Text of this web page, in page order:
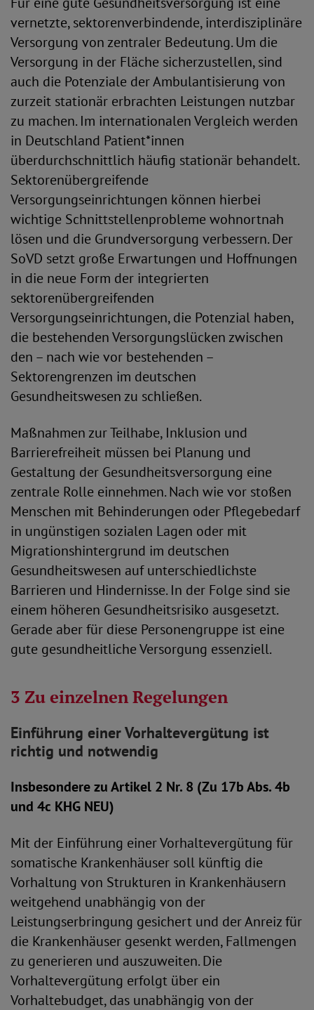
vernetzte, sektorenverbindende, interdisziplinäre
Versorgung von zentraler Bedeutung. Um die
Versorgung in der Fläche sicherzustellen, sind
auch die Potenziale der Ambulantisierung von
zurzeit stationär erbrachten Leistungen nutzbar
zu machen. Im internationalen Vergleich werden
in Deutschland Patient*innen
überdurchschnittlich häufig stationär behandelt.
Sektorenübergreifende
Versorgungseinrichtungen können hierbei
wichtige Schnittstellenprobleme wohnortnah
lösen und die Grundversorgung verbessern. Der
SoVD setzt große Erwartungen und Hoffnungen
in die neue Form der integrierten
sektorenübergreifenden
Versorgungseinrichtungen, die Potenzial haben,
die bestehenden Versorgungslücken zwischen
den – nach wie vor bestehenden –
Sektorengrenzen im deutschen
Gesundheitswesen zu schließen.
Maßnahmen zur Teilhabe, Inklusion und
Barrierefreiheit müssen bei Planung und
Gestaltung der Gesundheitsversorgung eine
zentrale Rolle einnehmen. Nach wie vor stoßen
Menschen mit Behinderungen oder Pflegebedarf
in ungünstigen sozialen Lagen oder mit
Migrationshintergrund im deutschen
Gesundheitswesen auf unterschiedlichste
Barrieren und Hindernisse. In der Folge sind sie
einem höheren Gesundheitsrisiko ausgesetzt.
Gerade aber für diese Personengruppe ist eine
gute gesundheitliche Versorgung essenziell.
3 Zu einzelnen Regelungen
Einführung einer Vorhaltevergütung ist
richtig und notwendig
Insbesondere zu Artikel 2 Nr. 8 (Zu 17b Abs. 4b
und 4c KHG NEU)
Mit der Einführung einer Vorhaltevergütung für
somatische Krankenhäuser soll künftig die
Vorhaltung von Strukturen in Krankenhäusern
weitgehend unabhängig von der
Leistungserbringung gesichert und der Anreiz für
die Krankenhäuser gesenkt werden, Fallmengen
zu generieren und auszuweiten. Die
Vorhaltevergütung erfolgt über ein
Vorhaltebudget, das unabhängig von der